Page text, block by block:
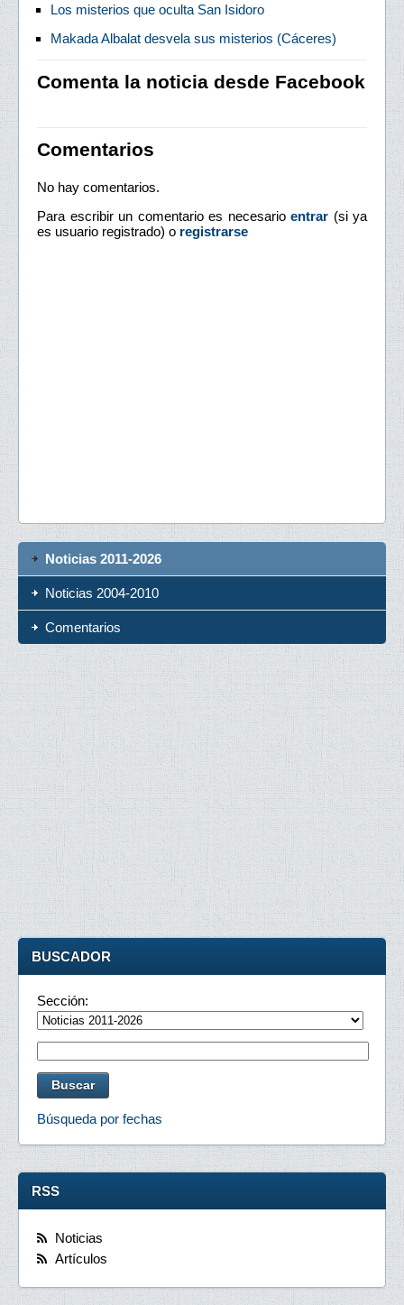
Los misterios que oculta San Isidoro
Makada Albalat desvela sus misterios (Cáceres)
Comenta la noticia desde Facebook
Comentarios
No hay comentarios.
Para escribir un comentario es necesario entrar (si ya
es usuario registrado) o registrarse
Noticias 2011-2026
Noticias 2004-2010
Comentarios
BUSCADOR
Sección:
Búsqueda por fechas
RSS
Noticias
Artículos